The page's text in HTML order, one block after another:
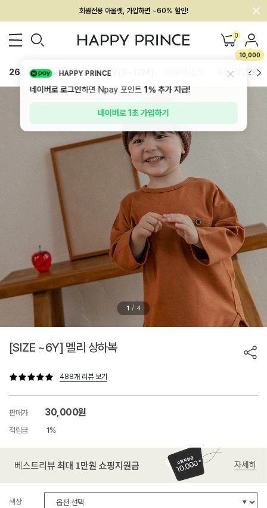
멤버십 최대 28,000원 혜택
0
10,000
26SS 신상 BEST BABY[6~12M] 하의/레깅스
1 / 4
[SIZE ~6Y] 멜리 상하복
488개 리뷰 보기
판매가 30,000원
적립금 1%
색상
HAPPY PRINCE
네이버로 로그인하면 Npay 포인트1%추가 지급!
네이버로 1초 가입하기